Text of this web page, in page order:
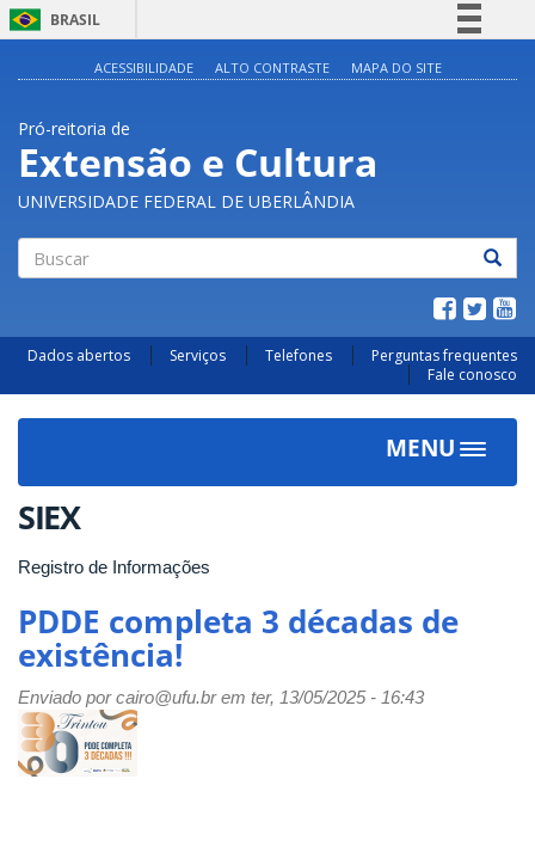
BRASIL
Acesso à informação
Legislação
Canais
ACESSIBILIDADE ALTO CONTRASTE MAPA DO SITE
Pró-reitoria de
Extensão e Cultura
UNIVERSIDADE FEDERAL DE UBERLÂNDIA
Dados abertos Serviços Telefones
Perguntas frequentes
Fale conosco
MENU
Toggle
SIEX
Registro de Informações
PDDE completa 3 décadas de
existência!
Enviado porcairo@ufu.brem ter, 13/05/2025 - 16:43